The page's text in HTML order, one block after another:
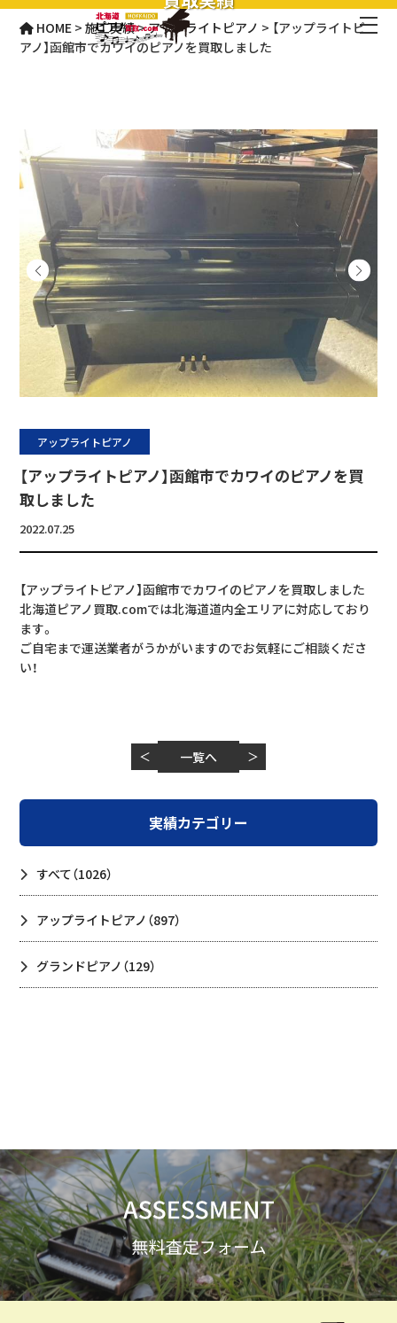
HOME >施工実績>アップライトピアノ > 【アップライトピ
アノ】函館市でカワイのピアノを買取しました
アップライトピアノ
【アップライトピアノ】函館市でカワイのピアノを買
取しました
2022.07.25
【アップライトピアノ】函館市でカワイのピアノを買取しました
北海道ピアノ買取.comでは北海道道内全エリアに対応しており
ます。
ご自宅まで運送業者がうかがいますのでお気軽にご相談くださ
い！
＜ 一覧へ ＞
実績カテゴリー
すべて（1026）
アップライトピアノ （897）
グランドピアノ （129）